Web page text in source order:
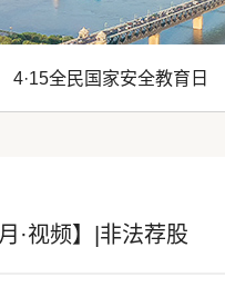
4·15全民国家安全教育日
·视频】|非法荐股